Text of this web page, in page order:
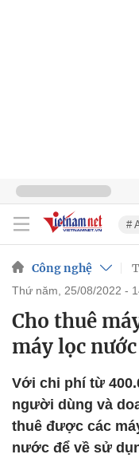
#
Công nghệ
thứ năm, 25/08/2022 -
Cho thuê
máy lọc
Với chi phí từ
người dùng và
thuê được các
nước để về sử